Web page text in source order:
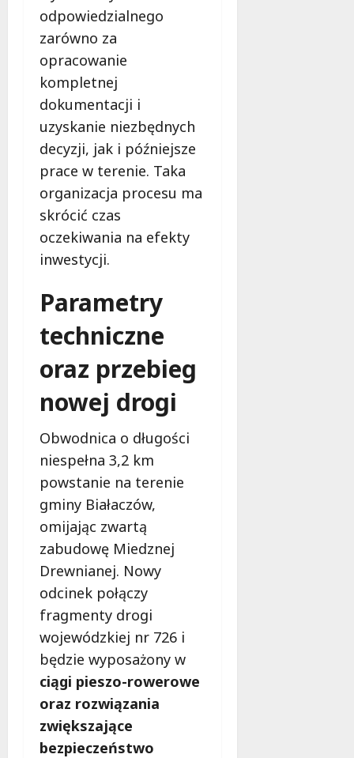
odpowiedzialnego
zarówno za
opracowanie
kompletnej
dokumentacji i
uzyskanie niezbędnych
decyzji, jak i późniejsze
prace w terenie. Taka
organizacja procesu ma
skrócić czas
oczekiwania na efekty
inwestycji.
Parametry
techniczne
oraz przebieg
nowej drogi
Obwodnica o długości
niespełna 3,2 km
powstanie na terenie
gminy Białaczów,
omijając zwartą
zabudowę Miedznej
Drewnianej. Nowy
odcinek połączy
fragmenty drogi
wojewódzkiej nr 726 i
będzie wyposażony w
ciągi pieszo-rowerowe
oraz rozwiązania
zwiększające
bezpieczeństwo